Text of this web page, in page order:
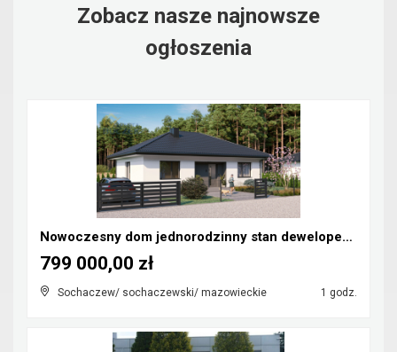
Zobacz nasze najnowsze
ogłoszenia
Nowoczesny dom jednorodzinny stan deweloperski
Sochaczew/ sochaczewski/ mazowieckie 1 godz.
799 000,00 zł